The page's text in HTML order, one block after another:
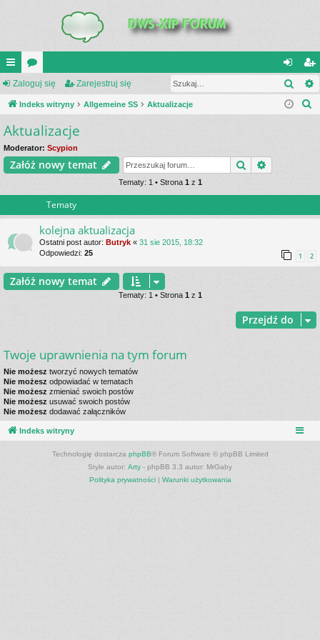
UI
C
K
_L
IN
or
a
al
og
ar
ej
Zaloguj się Zarejestruj się
Indeks witryny Allgemeine SS Aktualizacje
Aktualizacje
Moderator: Scypion
Załóż nowy temat Szukaj
Tematy: 1 • Strona 1 z 1
Tematy
kolejna aktualizacja
Ostatni post autor: Butryk « 31 sie 2015, 18:32
Odpowiedzi: 25 1 2
Załóż nowy temat
Tematy: 1 • Strona 1z 1
Przejdź do
Twoje uprawnienia na tym forum
Nie możesz tworzyć nowych tematów
Nie możesz odpowiadać w tematach
Nie możesz zmieniać swoich postów
Nie możesz usuwać swoich postów
Nie możesz dodawać załączników
Indeks witryny
Technologię dostarcza phpBB® Forum Software © phpBB Limited
Style autor: Arty - phpBB 3.3 autor: MrGaby
Polityka prywatności| Warunki użytkowania